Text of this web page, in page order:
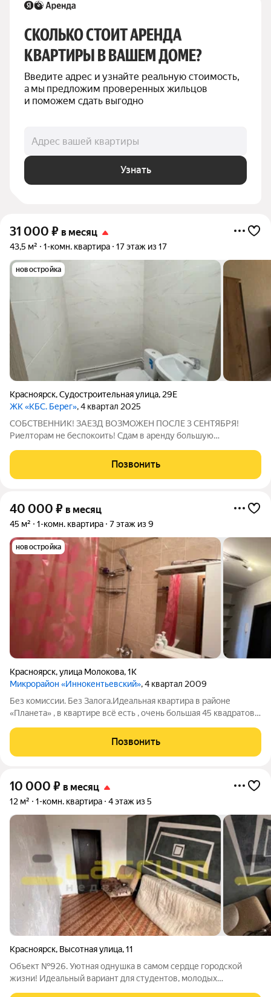
СКОЛЬКО СТОИТ АРЕНДА
КВАРТИРЫ В ВАШЕМ ДОМЕ?
Введите адрес и узнайте реальную стоимость,
а мы предложим проверенных жильцов
и поможем сдать выгодно
Адрес вашей квартиры
Узнать
31 000 ₽ в месяц
43,5 м² 1-комн. квартира 17 этаж из 17
новостройка
Красноярск,Судостроительная улица, 29Е
ЖК «КБС. Берег», 4 квартал 2025
СОБСТВЕННИК! ЗАЕЗД ВОЗМОЖЕН ПОСЛЕ 3 СЕНТЯБРЯ!
Риелторам не беспокоить! Сдам в аренду большую
застройщика в только сданном доме. В квартире есть все
необходимое: двухспальная кровать с матрасом "Ascona",
Позвонить
40 000 ₽ в месяц
45 м² 1-комн. квартира 7 этаж из 9
новостройка
Красноярск,улица Молокова,1К
Микрорайон «Иннокентьевский», 4 квартал 2009
Без комиссии. Без Залога.Идеальная квартира в районе
«Планета» , в квартире всё есть , очень большая 45 квадратов ,
все в шаговой доступности , парковка и хорошая развязка
рассмотрим физ и
Позвонить
10 000 ₽ в месяц
12 м² 1-комн. квартира 4 этаж из 5
Красноярск, Высотная улица,11
Объект №926. Уютная однушка в самом сердце городской
жизни! Идеальный вариант для студентов, молодых